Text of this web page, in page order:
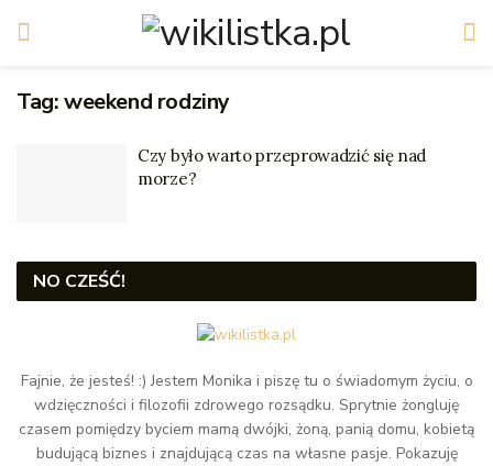
Tag:weekend rodziny
Czy było warto przeprowadzić się nad
morze?
NO CZEŚĆ!
Fajnie, że jesteś! :) Jestem Monika i piszę tu o świadomym życiu, o
wdzięczności i filozofii zdrowego rozsądku. Sprytnie żongluję
czasem pomiędzy byciem mamą dwójki, żoną, panią domu, kobietą
budującą biznes i znajdującą czas na własne pasje. Pokazuję